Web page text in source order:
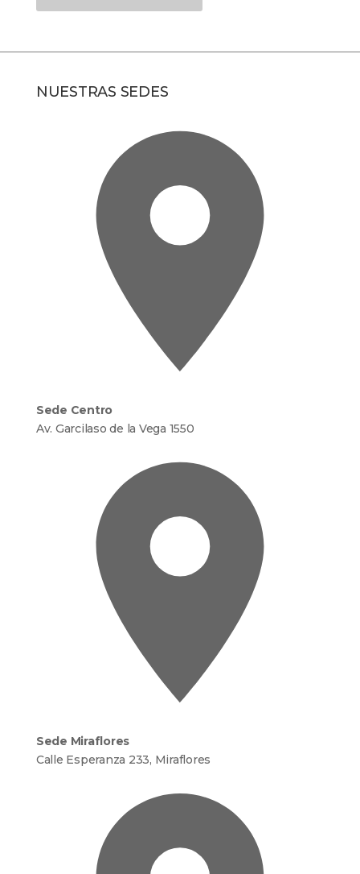
NUESTRAS SEDES
Sede Centro
Av. Garcilaso de la Vega 1550
Sede Miraflores
Calle Esperanza 233, Miraflores